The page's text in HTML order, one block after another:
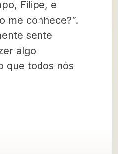
Filipe, e
me conhece?”.
sente
algo
que todos nós